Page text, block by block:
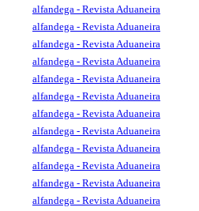
alfandega - Revista Aduaneira
alfandega - Revista Aduaneira
alfandega - Revista Aduaneira
alfandega - Revista Aduaneira
alfandega - Revista Aduaneira
alfandega - Revista Aduaneira
alfandega - Revista Aduaneira
alfandega - Revista Aduaneira
alfandega - Revista Aduaneira
alfandega - Revista Aduaneira
alfandega - Revista Aduaneira
alfandega - Revista Aduaneira